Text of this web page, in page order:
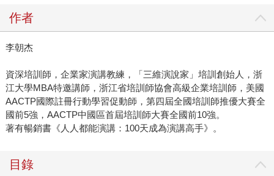
作者
李朝杰
資深培訓師，企業家演講教練，「三維演說家」培訓創始人，浙
江大學MBA特邀講師，浙江省培訓師協會高級企業培訓師，美國
AACTP國際註冊行動學習促動師，第四屆全國培訓師推優大賽全
國前5強，AACTP中國區首屆培訓師大賽全國前10強。
著有暢銷書《人人都能演講：100天成為演講高手》。
目錄